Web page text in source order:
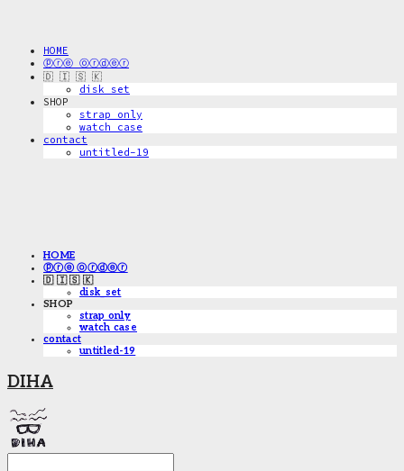
HOME
ⓟⓡⓔ ⓞⓡⓓⓔⓡ
🇩 🇮 🇸 🇰
disk_set
SHOP
strap only
watch case
contact
untitled-19
HOME
ⓟⓡⓔ ⓞⓡⓓⓔⓡ
🇩 🇮 🇸 🇰
disk_set
SHOP
strap only
watch case
contact
untitled-19
DIHA